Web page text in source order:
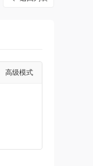
高级模式